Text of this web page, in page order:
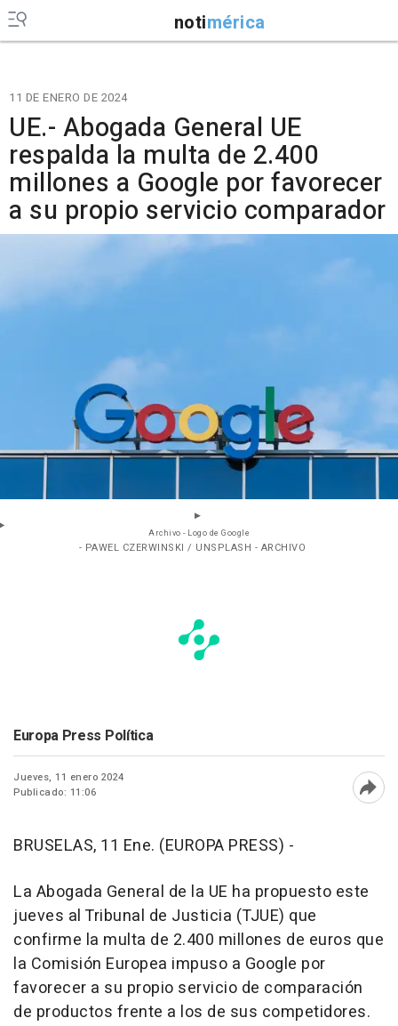
notimérica
11 DE ENERO DE 2024
UE.- Abogada General UE
respalda la multa de 2.400
millones a Google por favorecer
a su propio servicio comparador
Archivo - Logo de Google
- PAWEL CZERWINSKI / UNSPLASH - ARCHIVO
Europa Press Política
Jueves, 11 enero 2024
Publicado: 11:06
BRUSELAS, 11 Ene. (EUROPA PRESS) -
La Abogada General de la UE ha propuesto este
jueves al Tribunal de Justicia (TJUE) que
confirme la multa de 2.400 millones de euros que
la Comisión Europea impuso a Google por
favorecer a su propio servicio de comparación
de productos frente a los de sus competidores.